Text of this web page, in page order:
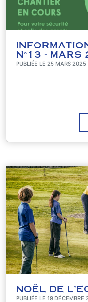
N°13 - MARS
PUBLIÉE LE 25 MARS 2025
NOËL DE
PUBLIÉE LE 19 DÉCEMBRE